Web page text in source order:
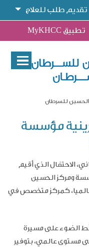
تقديم طلب للعلاج
تطبيق MyKHCC
للسرطان
مؤسسة
الاحتفال الذي أقيم
ومركز الحسين
كمركز متخصص في
الضوء على مسيرة
مستوى عالمي، بتوفير